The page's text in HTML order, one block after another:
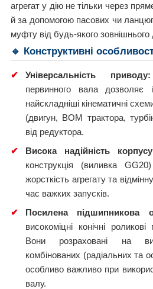
агрегат у дію не тільки через
й за допомогою пасових чи
муфту від будь-якого
🔹 Конструктивні
✔ Універсальність приводу:
первинного вала дозволяє
найскладніші кінематичні
(двигун, ВОМ трактора,
від редуктора.
✔
Висока надійність
конструкція (виливка
жорсткість агрегату та
час важких запусків.
✔
Посилена підшипникова
високоміцні конічні
Вони розраховані на
комбінованих (радіальних та
особливо важливо при
валу.